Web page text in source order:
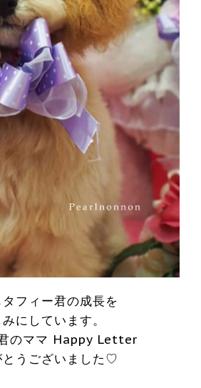
フィー君の成長を
にしています。
のママ Happy Letter
とうございました♡